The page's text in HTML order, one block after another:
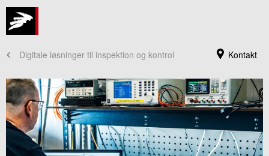
Kontakt
Digitale løsninger til inspektion og kontrol